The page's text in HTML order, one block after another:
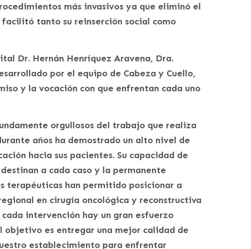
más invasivos ya que eliminó el
tanto su reinserción social como
Dr. Hernán Henríquez Aravena, Dra.
por el equipo de Cabeza y Cuello,
y la vocación con que enfrentan cada uno
orgullosos del trabajo que realiza
años ha demostrado un alto nivel de
hacia sus pacientes. Su capacidad de
a cada caso y la permanente
terapéuticas han permitido posicionar a
en cirugía oncológica y reconstructiva
intervención hay un gran esfuerzo
objetivo es entregar una mejor calidad de
establecimiento para enfrentar